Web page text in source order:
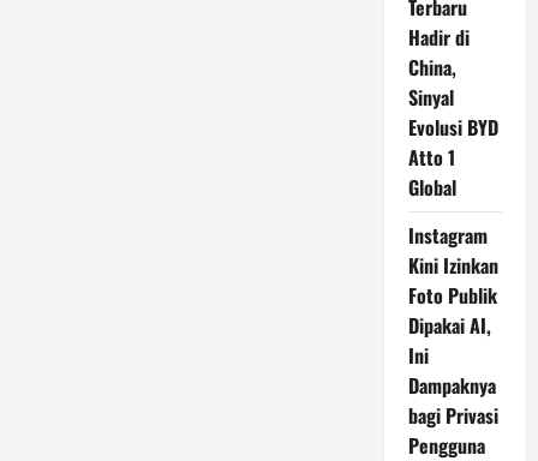
Terbaru
Hadir di
China,
Sinyal
Evolusi BYD
Atto 1
Global
Instagram
Kini Izinkan
Foto Publik
Dipakai AI,
Ini
Dampaknya
bagi Privasi
Pengguna